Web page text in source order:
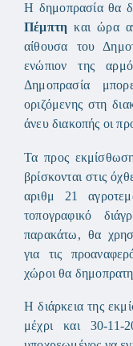
Η δημοπρασία θα
Πέμπτηκαι ώρα
αίθουσα του
ενώπιον της
Δημοπρασία
οριζόμενης στη
άνευ διακοπής οι
Τα προς
βρίσκονται στις
αριθμ 21
τοπογραφικό
παρακάτω, θα
για τις
χώροι θα
Η διάρκεια της
μέχρι και 30-11-